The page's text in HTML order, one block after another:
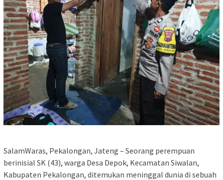
SalamWaras, Pekalongan, Jateng – Seorang perempuan
berinisial SK (43), warga Desa Depok, Kecamatan Siwalan,
Kabupaten Pekalongan, ditemukan meninggal dunia di sebuah